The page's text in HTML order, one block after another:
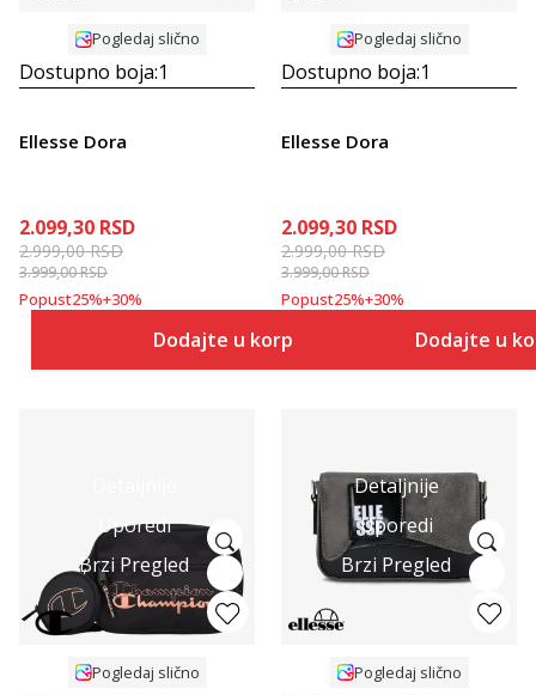
Pogledaj slično
Dostupno boja:1
Ellesse Dora
2.099,30 RSD
2.999,00RSD
3.999,00RSD
Popust25%+30%
Dodajte u korpu
Pogledaj slično
Dostupno boja:1
Ellesse Dora
2.099,30 RSD
2.999,00RSD
3.999,00RSD
Popust25%+30%
Dodajte u
Uporedi
Brzi Pregled
Pogledaj slično
Detaljnije
Uporedi
Brzi Pregled
Pogledaj slično